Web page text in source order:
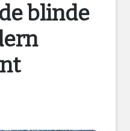
blinde